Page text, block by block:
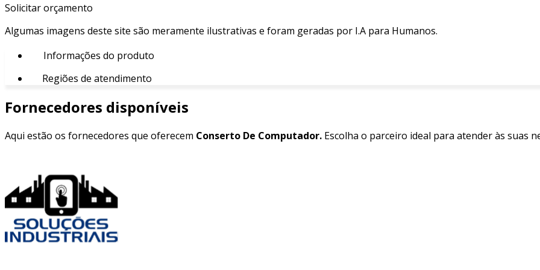
Solicitar orçamento
Algumas imagens deste site são meramente ilustrativas e foram geradas por I.A para Humanos.
Informações do produto
Regiões de atendimento
Fornecedores disponíveis
Aqui estão os fornecedores que oferecem Conserto De Computador. Escolha o parceiro ideal para atender às suas